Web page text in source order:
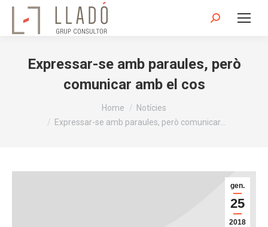
Search:
Expressar-se amb paraules, però
comunicar amb el cos
Home
Notícies
Expressar-se amb paraules, però comunicar…
gen.
25
2018